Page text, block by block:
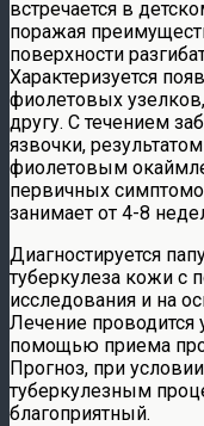
встречается в
поражая
поверхности
Характеризуется
фиолетовых
другу. С течением
язвочки,
фиолетовым
первичных
занимает от 4-8
Диагностируется
туберкулеза кожи с
исследования и на
Лечение
помощью приема
Прогноз, при
туберкулезным
благоприятный.